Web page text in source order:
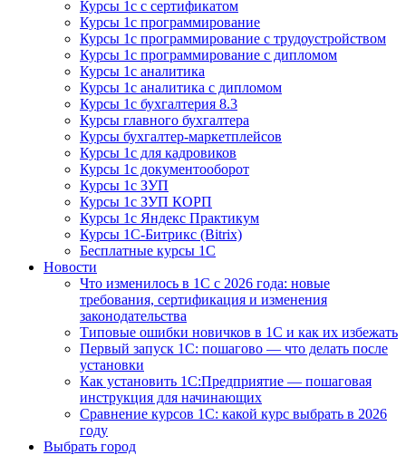
Курсы 1с с сертификатом
Курсы 1с программирование
Курсы 1с программирование с трудоустройством
Курсы 1с программирование с дипломом
Курсы 1с аналитика
Курсы 1с аналитика с дипломом
Курсы 1с бухгалтерия 8.3
Курсы главного бухгалтера
Курсы бухгалтер-маркетплейсов
Курсы 1с для кадровиков
Курсы 1с документооборот
Курсы 1с ЗУП
Курсы 1с ЗУП КОРП
Курсы 1с Яндекс Практикум
Курсы 1С-Битрикс (Bitrix)
Бесплатные курсы 1С
Новости
Что изменилось в 1С с 2026 года: новые
требования, сертификация и изменения
законодательства
Типовые ошибки новичков в 1С и как их избежать
Первый запуск 1С: пошагово — что делать после
установки
Как установить 1С:Предприятие — пошаговая
инструкция для начинающих
Сравнение курсов 1С: какой курс выбрать в 2026
году
Выбрать город